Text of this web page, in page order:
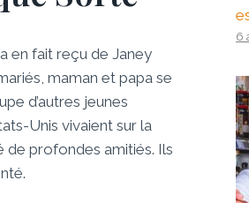
en fait reçu de Janey
maman et papa se
d’autres jeunes
Unis vivaient sur la
de profondes amitiés. Ils
6